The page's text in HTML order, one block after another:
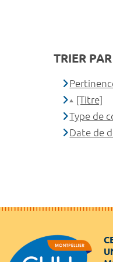
TRIER
[Titre]
Type de
Date de